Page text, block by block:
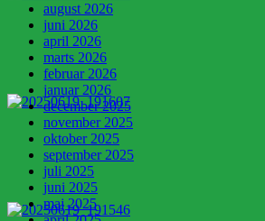
august 2026
juni 2026
april 2026
marts 2026
februar 2026
januar 2026
december 2025
november 2025
oktober 2025
september 2025
juli 2025
juni 2025
maj 2025